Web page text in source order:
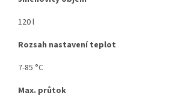
120 l
Rozsah nastavení teplot
7-85 °C
Max. průtok